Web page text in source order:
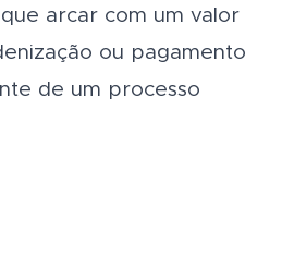
arcar com um valor
ou pagamento
de um processo